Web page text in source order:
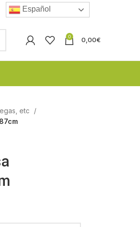
Español
0 0,00€
etc